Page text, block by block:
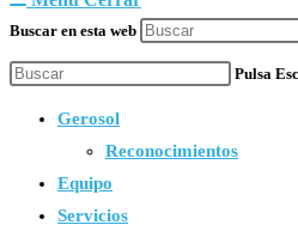
Buscar en esta web
Pulsa
Gerosol
Reconocimientos
Equipo
Servicios